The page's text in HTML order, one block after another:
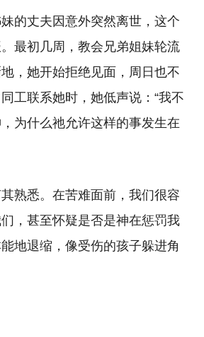
的丈夫因意外突然离世，这个
最初几周，教会兄弟姐妹轮流
，她开始拒绝见面，周日也不
工联系她时，她低声说：“我不
为什么祂允许这样的事发生在
熟悉。在苦难面前，我们很容
，甚至怀疑是否是神在惩罚我
地退缩，像受伤的孩子躲进角